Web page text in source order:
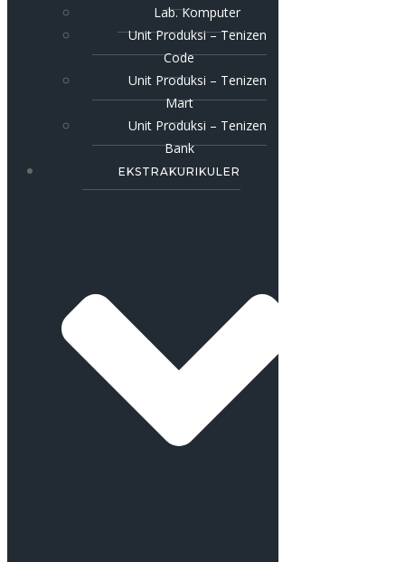
Lab. Komputer
Unit Produksi – Tenizen
Code
Unit Produksi – Tenizen
Mart
Unit Produksi – Tenizen
Bank
EKSTRAKURIKULER